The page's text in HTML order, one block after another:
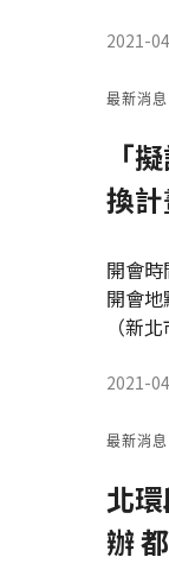
2021-
最新消息
「
換
開會
開會
（新
2021-
最新消息
北
辦